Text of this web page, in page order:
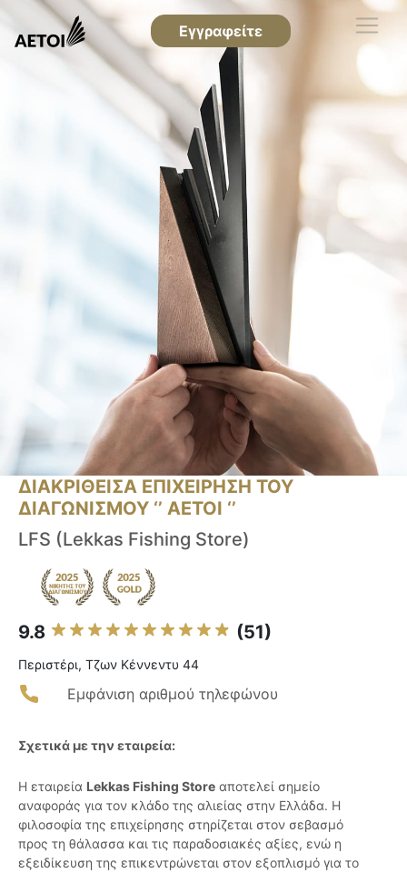
Εγγραφείτε
ΔΙΑΚΡΙΘΕΙΣΑ ΕΠΙΧΕΙΡΗΣΗ ΤΟΥ
ΔΙΑΓΩΝΙΣΜΟΥ ‘’ ΑΕΤΟΙ ‘’
LFS (Lekkas Fishing Store)
9.8 (51)
Περιστέρι, Τζων Κέννεντυ 44
Εμφάνιση αριθμού τηλεφώνου
Σχετικά με την εταιρεία:
Η εταιρεία Lekkas Fishing Store αποτελεί σημείο
αναφοράς για τον κλάδο της αλιείας στην Ελλάδα. Η
φιλοσοφία της επιχείρησης στηρίζεται στον σεβασμό
προς τη θάλασσα και τις παραδοσιακές αξίες, ενώ η
εξειδίκευση της επικεντρώνεται στον εξοπλισμό για το